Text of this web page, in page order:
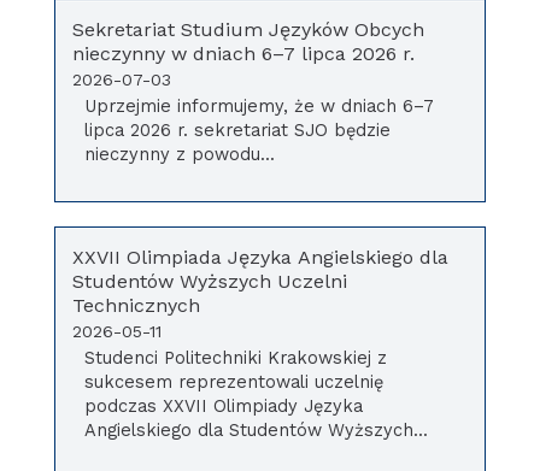
Sekretariat Studium Języków Obcych
nieczynny w dniach 6–7 lipca 2026 r.
2026-07-03
Uprzejmie informujemy, że w dniach 6–7
lipca 2026 r. sekretariat SJO będzie
nieczynny z powodu...
XXVII Olimpiada Języka Angielskiego dla
Studentów Wyższych Uczelni
Technicznych
2026-05-11
Studenci Politechniki Krakowskiej z
sukcesem reprezentowali uczelnię
podczas XXVII Olimpiady Języka
Angielskiego dla Studentów Wyższych...